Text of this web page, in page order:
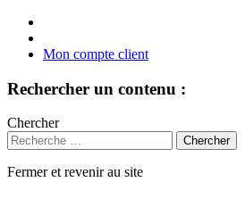
Mon compte client
Rechercher un contenu :
Chercher
Fermer et revenir au site